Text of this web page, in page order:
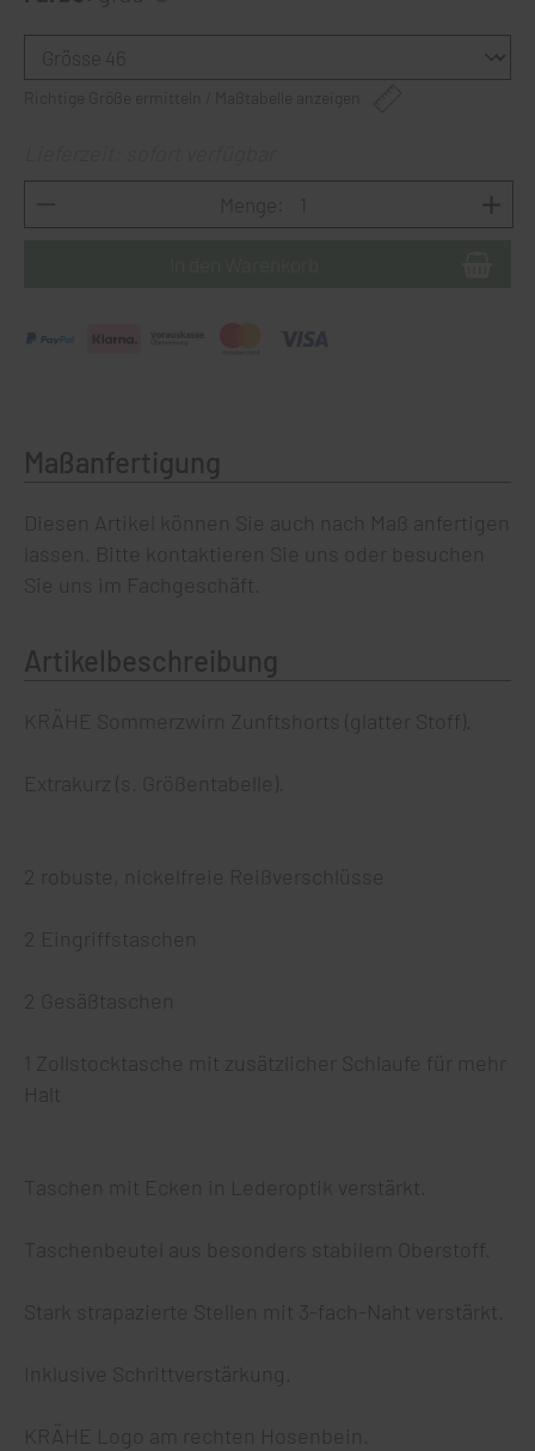
Menge:
Maßanfertigung
Diesen Artikel können Sie auch nach Maß anfertigen
Bitte kontaktieren Sie uns
oder besuchen
Sie uns im Fachgeschäft
Artikelbeschreibung
KRÄHE Sommerzwirn Zunftshorts (glatter Stoff).
Extrakurz (s. Größentabelle).
2 robuste, nickelfreie Reißverschlüsse
2 Eingriffstaschen
2 Gesäßtaschen
1 Zollstocktasche mit zusätzlicher Schlaufe für mehr
Halt
Taschen mit Ecken in Lederoptik verstärkt.
Taschenbeutel aus besonders stabilem Oberstoff.
Stark strapazierte Stellen mit 3-fach-Naht verstärkt.
Inklusive Schrittverstärkung.
KRÄHE Logo am rechten Hosenbein.